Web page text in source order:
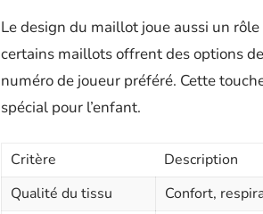
Le design du maillot joue aussi un
certains maillots offrent des options de
numéro de joueur préféré. Cette
spécial pour l’enfant.
Critère
Description
Qualité du tissu
Confort,